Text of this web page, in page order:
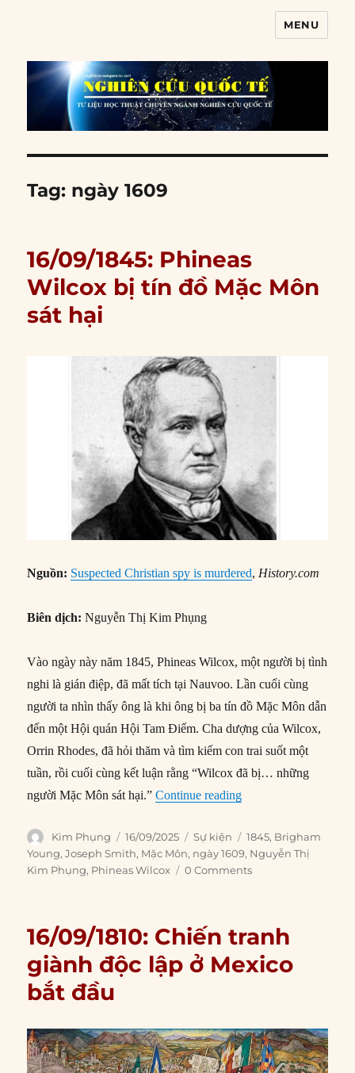
MENU
Tag: ngày 1609
16/09/1845: Phineas
Wilcox bị tín đồ Mặc Môn
sát hại
Nguồn: Suspected Christian spy is murdered, History.com
Biên dịch: Nguyễn Thị Kim Phụng
Vào ngày này năm 1845, Phineas Wilcox, một người bị tình
nghi là gián điệp, đã mất tích tại Nauvoo. Lần cuối cùng
người ta nhìn thấy ông là khi ông bị ba tín đồ Mặc Môn dẫn
đến một Hội quán Hội Tam Điểm. Cha dượng của Wilcox,
Orrin Rhodes, đã hỏi thăm và tìm kiếm con trai suốt một
tuần, rồi cuối cùng kết luận rằng “Wilcox đã bị… những
người Mặc Môn sát hại.”Continue reading“16/09/1845:
Author
Kim Phụng
Posted
on
16/09/2025 Categories
Sự kiện Tags
1845, Brigham
Young,Joseph Smith, Mặc Môn, ngày 1609, Nguyễn Thị
Kim Phụng, Phineas Wilcox 0 Comments
16/09/1810: Chiến tranh
giành độc lập ở Mexico
bắt đầu